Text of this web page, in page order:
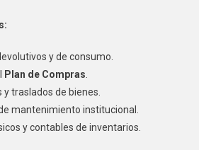
y de consumo.
Plan de Compras.
traslados de bienes.
mantenimiento institucional.
y contables de inventarios.